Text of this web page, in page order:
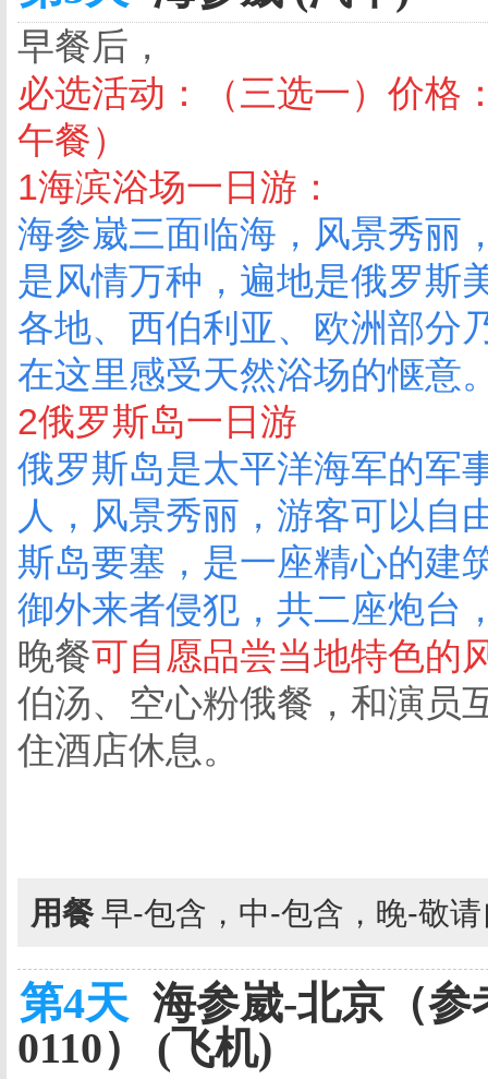
早餐后，
必选活动：（三选一）价
午餐）
1海滨浴场一日游：
海参崴三面临海，风景秀丽
是风情万种，遍地是俄罗斯
各地、西伯利亚、欧洲部分
在这里感受天然浴场的惬意
2俄罗斯岛一日游
俄罗斯岛是太平洋海军的军
人，风景秀丽，游客可以自
斯岛要塞，是一座精心的建
御外来者侵犯，共二座炮台
晚餐可自愿品尝当地特色的
伯汤、空心粉俄餐，和演员
住酒店休息。
用餐 早-包含，中-包含，晚-敬
第4天 海参崴-北京（参
0110） (飞机)